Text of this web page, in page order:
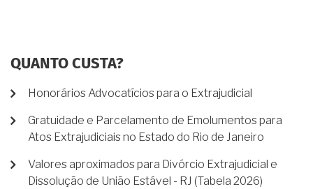
QUANTO CUSTA?
Honorários Advocatícios para o Extrajudicial
Gratuidade e Parcelamento de Emolumentos para
Atos Extrajudiciais no Estado do Rio de Janeiro
Valores aproximados para Divórcio Extrajudicial e
Dissolução de União Estável - RJ (Tabela 2026)